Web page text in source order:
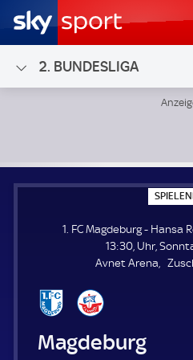
2. BUNDESLIGA
1. FC Magdeburg - Hansa
13:30, Uhr,
Avnet Arena
1. FC Magdeburg